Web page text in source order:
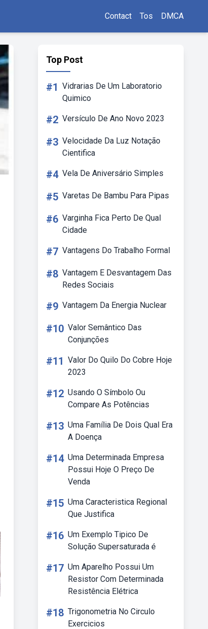
Contact Tos DMCA
Top Post
#1 Vidrarias De Um Laboratorio
Quimico
#2 Versículo De Ano Novo 2023
#3 Velocidade Da Luz Notação
Cientifica
#4 Vela De Aniversário Simples
#5 Varetas De Bambu Para Pipas
#6 Varginha Fica Perto De Qual
Cidade
#7 Vantagens Do Trabalho Formal
#8 Vantagem E Desvantagem Das
Redes Sociais
#9 Vantagem Da Energia Nuclear
#10 Valor Semântico Das
Conjunções
#11 Valor Do Quilo Do Cobre Hoje
2023
#12 Usando O Símbolo Ou
Compare As Potências
#13 Uma Família De Dois Qual Era
A Doença
#14 Uma Determinada Empresa
Possui Hoje O Preço De
Venda
#15 Uma Caracteristica Regional
Que Justifica
#16 Um Exemplo Tipico De
Solução Supersaturada é
#17 Um Aparelho Possui Um
Resistor Com Determinada
Resistência Elétrica
#18 Trigonometria No Circulo
Exercicios